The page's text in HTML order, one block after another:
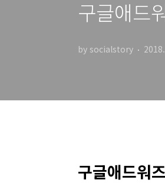
구글애드
by socialstory
구글애드워